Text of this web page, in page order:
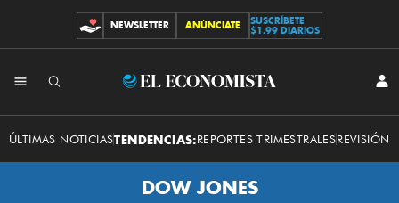
CONTRIBUCIONES
NEWSLETTER ANÚNCIATE
SUSCRÍBETE
$1.99 DIARIOS
El
Economista
ÚLTIMAS NOTICIASTENDENCIAS:REPORTES TRIMESTRALESREVISIÓN
DOW JONES